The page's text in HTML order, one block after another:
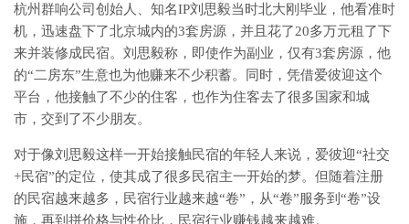
杭州群响公司创始人、知名IP刘思毅当时北大刚毕业，他看准时
机，迅速盘下了北京城内的3套房源，并且花了20多万元租了下
来并装修成民宿。刘思毅称，即使作为副业，仅有3套房源，他
的“二房东”生意也为他赚来不少积蓄。同时，凭借爱彼迎这个
平台，他接触了不少的住客，也作为住客去了很多国家和城
市，交到了不少朋友。
对于像刘思毅这样一开始接触民宿的年轻人来说，爱彼迎“社交
+民宿”的定位，使其成了很多民宿主一开始的梦。但随着注册
的民宿越来越多，民宿行业越来越“卷”，从“卷”服务到“卷”设
施，再到拼价格与性价比，民宿行业赚钱越来越难。